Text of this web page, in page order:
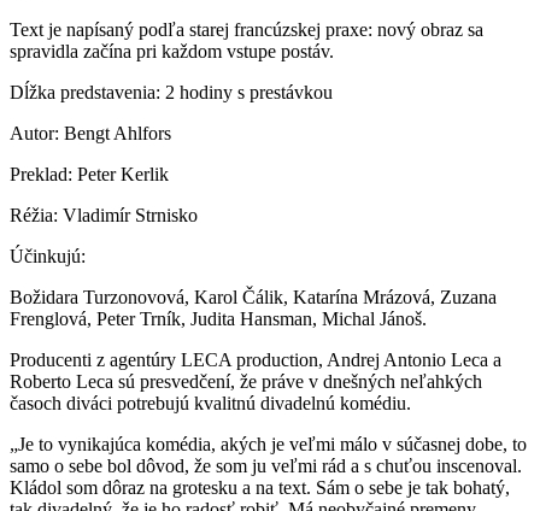
Text je napísaný podľa starej francúzskej praxe: nový obraz sa
spravidla začína pri každom vstupe postáv.
Dĺžka predstavenia: 2 hodiny s prestávkou
Autor: Bengt Ahlfors
Preklad: Peter Kerlik
Réžia: Vladimír Strnisko
Účinkujú:
Božidara Turzonovová, Karol Čálik, Katarína Mrázová, Zuzana
Frenglová, Peter Trník, Judita Hansman, Michal Jánoš.
Producenti z agentúry LECA production, Andrej Antonio Leca a
Roberto Leca sú presvedčení, že práve v dnešných neľahkých
časoch diváci potrebujú kvalitnú divadelnú komédiu.
„Je to vynikajúca komédia, akých je veľmi málo v súčasnej dobe, to
samo o sebe bol dôvod, že som ju veľmi rád a s chuťou inscenoval.
Kládol som dôraz na grotesku a na text. Sám o sebe je tak bohatý,